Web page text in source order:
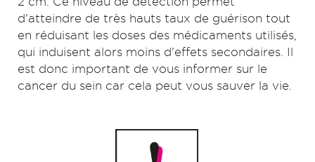
d'atteindre de très hauts taux de guérison tout
en réduisant les doses des médicaments utilisés,
qui induisent alors moins d'effets secondaires. Il
est donc important de vous informer sur le
cancer du sein car cela peut vous sauver la vie.